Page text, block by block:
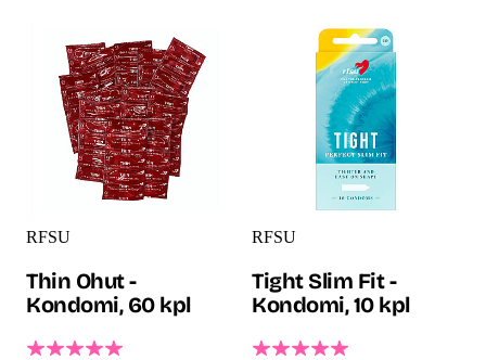
RFSU
Thin Ohut -
Kondomi, 60 kpl
RFSU
Tight Slim Fit -
Kondomi, 10 kpl